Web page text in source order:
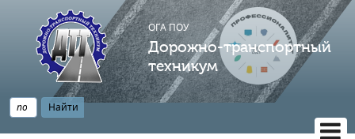
ОГА ПОУ
Дорожно-транспортный
техникум